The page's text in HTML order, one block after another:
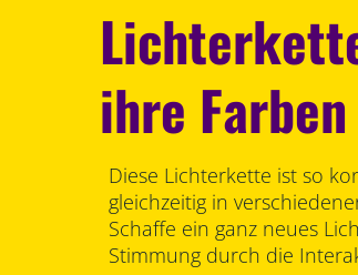
ihre
Diese Lichterkette ist so
gleichzeitig in
Schaffe ein ganz neues
Stimmung durch die